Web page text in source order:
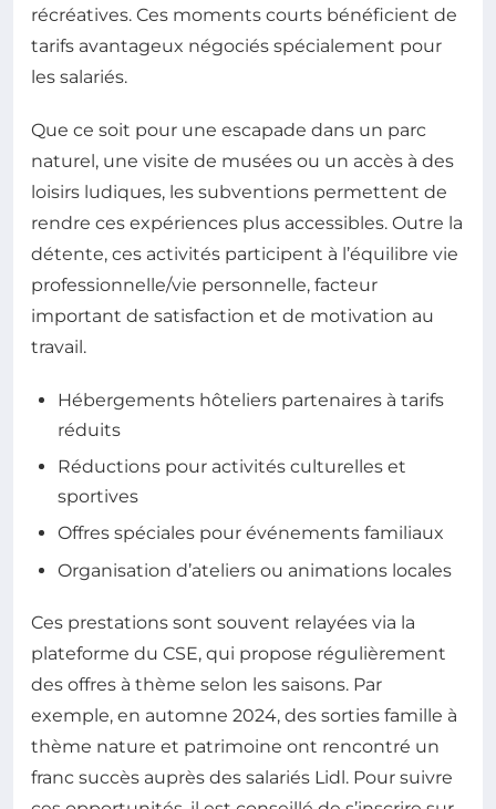
récréatives. Ces moments courts bénéficient de
tarifs avantageux négociés spécialement pour
les salariés.
Que ce soit pour une escapade dans un parc
naturel, une visite de musées ou un accès à des
loisirs ludiques, les subventions permettent de
rendre ces expériences plus accessibles. Outre la
détente, ces activités participent à l’équilibre vie
professionnelle/vie personnelle, facteur
important de satisfaction et de motivation au
travail.
Hébergements hôteliers partenaires à tarifs
réduits
Réductions pour activités culturelles et
sportives
Offres spéciales pour événements familiaux
Organisation d’ateliers ou animations locales
Ces prestations sont souvent relayées via la
plateforme du CSE, qui propose régulièrement
des offres à thème selon les saisons. Par
exemple, en automne 2024, des sorties famille à
thème nature et patrimoine ont rencontré un
franc succès auprès des salariés Lidl. Pour suivre